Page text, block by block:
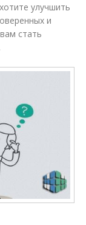
улучшить
и
стать